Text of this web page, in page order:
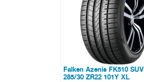
0 отзывов
Falken Azenis FK510 SUV
285/30 ZR22 101Y XL